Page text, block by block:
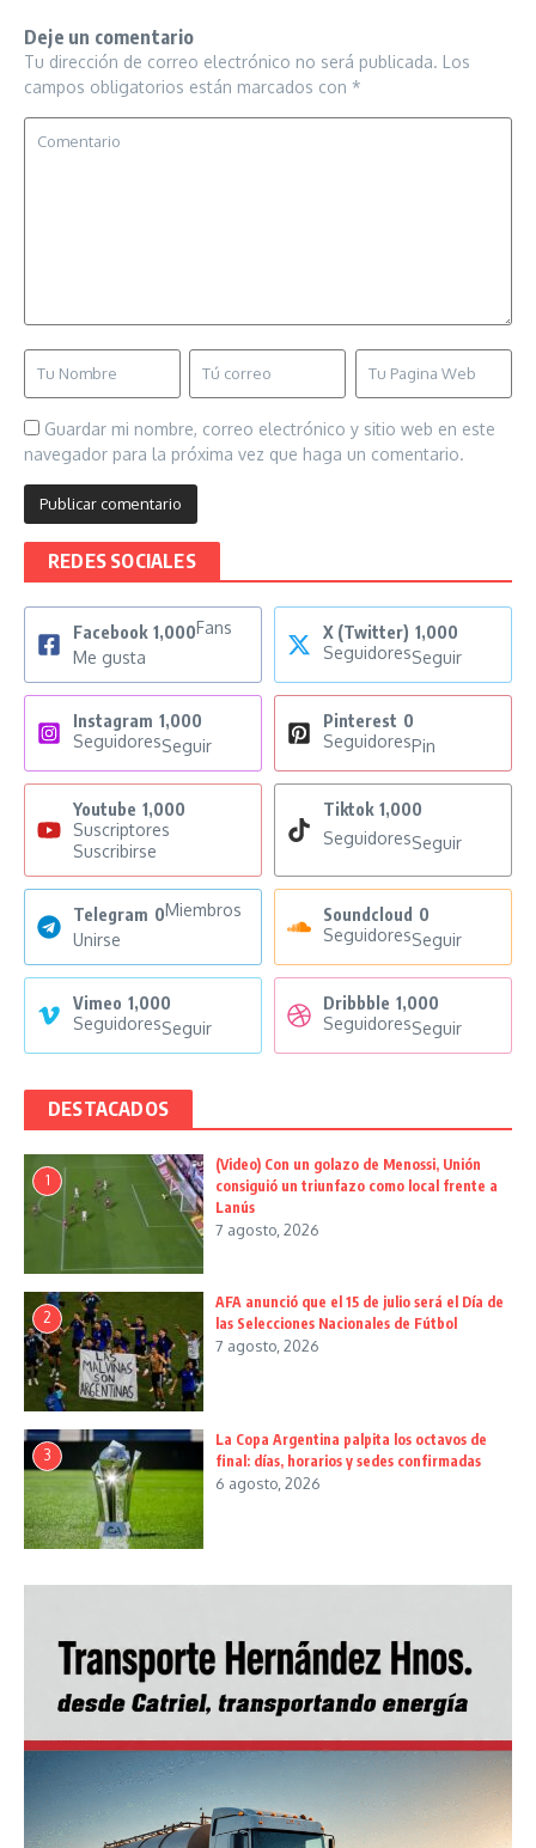
Deje un comentario
Tu dirección de correo electrónico no será publicada. Los
campos obligatorios están marcados con *
Guardar mi nombre, correo electrónico y sitio web en este
navegador para la próxima vez que haga un comentario.
REDES SOCIALES
Facebook 1,000Fans
Me gusta
X (Twitter) 1,000
SeguidoresSeguir
Instagram 1,000
SeguidoresSeguir
Pinterest 0
SeguidoresPin
Youtube 1,000
Suscriptores
Suscribirse
Tiktok 1,000
SeguidoresSeguir
Telegram 0Miembros
Unirse
Soundcloud 0
SeguidoresSeguir
Vimeo 1,000
SeguidoresSeguir
Dribbble 1,000
SeguidoresSeguir
DESTACADOS
1
(Video) Con un golazo de Menossi, Unión
consiguió un triunfazo como local frente a
Lanús
7 agosto, 2026
2
AFA anunció que el 15 de julio será el Día de
las Selecciones Nacionales de Fútbol
7 agosto, 2026
3
La Copa Argentina palpita los octavos de
final: días, horarios y sedes confirmadas
6 agosto, 2026